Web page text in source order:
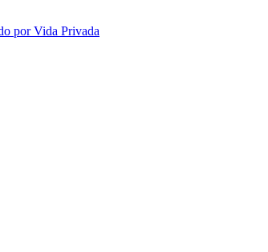
por Vida Privada